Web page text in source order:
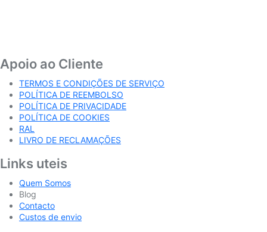
Apoio ao Cliente
TERMOS E CONDIÇÕES DE SERVIÇO
POLÍTICA DE REEMBOLSO
POLÍTICA DE PRIVACIDADE
POLÍTICA DE COOKIES
RAL
LIVRO DE RECLAMAÇÕES
Links uteis
Quem Somos
Blog
Contacto
Custos de envio